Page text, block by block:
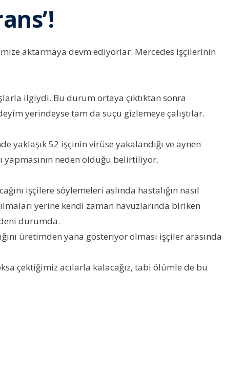
aktarmaya devm ediyorlar. Mercedes işçilerinin
ilgiydi. Bu durum ortaya çıktıktan sonra
yerindeyse tam da suçu gizlemeye çalıştılar.
yaklaşık 52 işçinin virüse yakalandığı ve aynen
yapmasının neden olduğu belirtiliyor.
işçilere söylemeleri aslında hastalığın nasıl
yerine kendi zaman havuzlarında biriken
durumda.
üretimden yana gösteriyor olması işçiler arasında
çektiğimiz acılarla kalacağız, tabi ölümle de bu